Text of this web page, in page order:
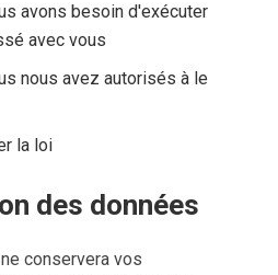
avons besoin d'exécuter
avec vous
nous avez autorisés à le
la loi
des données
conservera vos